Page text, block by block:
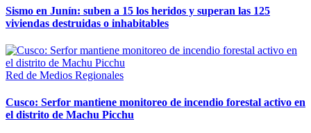
Sismo en Junín: suben a 15 los heridos y superan las 125
viviendas destruidas o inhabitables
Red de Medios Regionales
Cusco: Serfor mantiene monitoreo de incendio forestal activo en
el distrito de Machu Picchu